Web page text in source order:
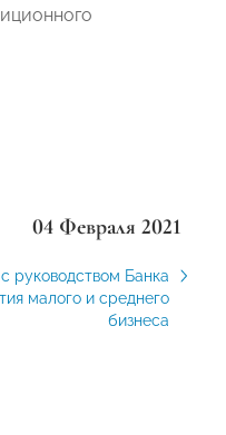
04 Февраля 2021
Банка
малого и среднего
бизнеса